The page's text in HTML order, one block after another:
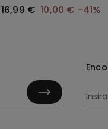
16,99 € 10,00 € -41%